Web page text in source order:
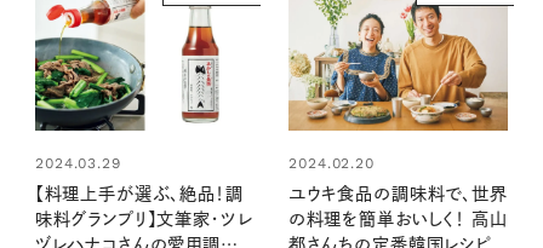
2024.03.29
【料理上手が選ぶ、絶品！調
味料グランプリ】文筆家・ツレ
ヅレハナコさんの愛用調味
2024.02.20
ユウキ食品の調味料で、世界
の料理を簡単おいしく！ 高山
都さんちの定番韓国レシピ